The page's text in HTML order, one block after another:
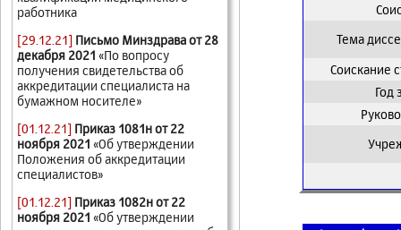
работника
[29.12.21] Письмо Минздрава от 28
декабря 2021 «По вопросу
получения свидетельства об
аккредитации специалиста на
бумажном носителе»
[01.12.21] Приказ 1081н от 22
ноября 2021 «Об утверждении
Положения об аккредитации
специалистов»
[01.12.21] Приказ 1082н от 22
ноября 2021 «Об утверждении
Тема
Соискание
Год